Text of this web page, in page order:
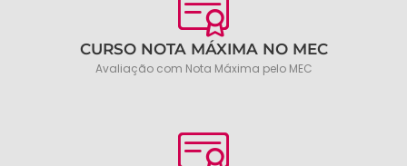
CURSO NOTA MÁXIMA NO MEC
Avaliação com Nota Máxima pelo MEC